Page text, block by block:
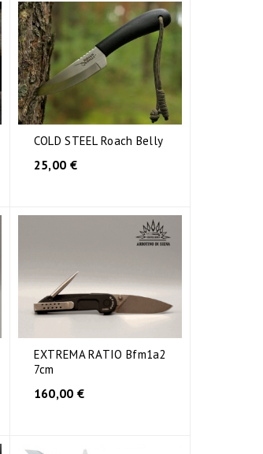
COLD STEEL Roach Belly
25,00 €
EXTREMA RATIO Bfm1a2
7cm
160,00 €